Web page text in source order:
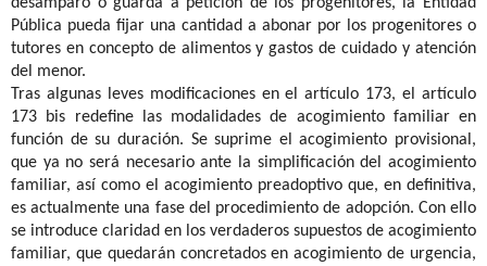
Pública pueda fijar una cantidad a abonar por los progenitores o
tutores en concepto de alimentos y gastos de cuidado y atención
del menor.
Tras algunas leves modificaciones en el artículo 173, el artículo
173 bis redefine las modalidades de acogimiento familiar en
función de su duración. Se suprime el acogimiento provisional,
que ya no será necesario ante la simplificación del acogimiento
familiar, así como el acogimiento preadoptivo que, en definitiva,
es actualmente una fase del procedimiento de adopción. Con ello
se introduce claridad en los verdaderos supuestos de acogimiento
familiar, que quedarán concretados en acogimiento de urgencia,